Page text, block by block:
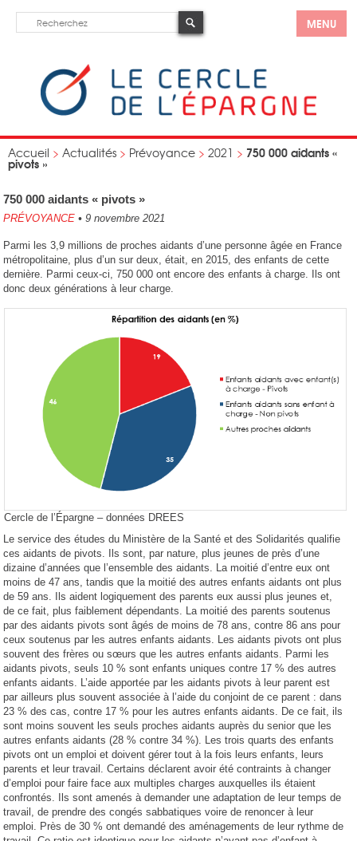
MENU
Accueil > Actualités > Prévoyance > 2021 > 750 000 aidants «
pivots »
750 000 aidants « pivots »
PRÉVOYANCE • 9 novembre 2021
Parmi les 3,9 millions de proches aidants d’une personne âgée en France
métropolitaine, plus d’un sur deux, était, en 2015, des enfants de cette
dernière. Parmi ceux-ci, 750 000 ont encore des enfants à charge. Ils ont
donc deux générations à leur charge.
Cercle de l’Épargne – données DREES
Le service des études du Ministère de la Santé et des Solidarités qualifie
ces aidants de pivots. Ils sont, par nature, plus jeunes de près d’une
dizaine d’années que l’ensemble des aidants. La moitié d’entre eux ont
moins de 47 ans, tandis que la moitié des autres enfants aidants ont plus
de 59 ans. Ils aident logiquement des parents eux aussi plus jeunes et,
de ce fait, plus faiblement dépendants. La moitié des parents soutenus
par des aidants pivots sont âgés de moins de 78 ans, contre 86 ans pour
ceux soutenus par les autres enfants aidants. Les aidants pivots ont plus
souvent des frères ou sœurs que les autres enfants aidants. Parmi les
aidants pivots, seuls 10 % sont enfants uniques contre 17 % des autres
enfants aidants. L’aide apportée par les aidants pivots à leur parent est
par ailleurs plus souvent associée à l’aide du conjoint de ce parent : dans
23 % des cas, contre 17 % pour les autres enfants aidants. De ce fait, ils
sont moins souvent les seuls proches aidants auprès du senior que les
autres enfants aidants (28 % contre 34 %). Les trois quarts des enfants
pivots ont un emploi et doivent gérer tout à la fois leurs enfants, leurs
parents et leur travail. Certains déclarent avoir été contraints à changer
d’emploi pour faire face aux multiples charges auxquelles ils étaient
confrontés. Ils sont amenés à demander une adaptation de leur temps de
travail, de prendre des congés sabbatiques voire de renoncer à leur
emploi. Près de 30 % ont demandé des aménagements de leur rythme de